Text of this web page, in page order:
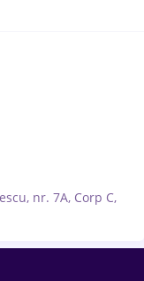
nr. 7A, Corp C,